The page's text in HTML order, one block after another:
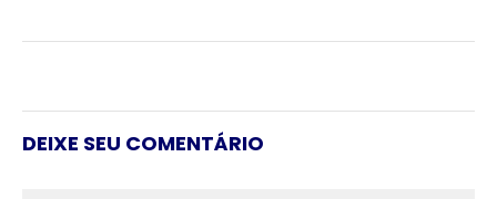
DEIXE SEU COMENTÁRIO